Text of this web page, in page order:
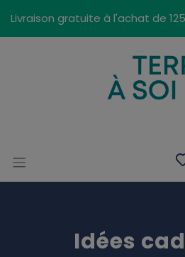
Livraison gratuite à l'achat de
Idées